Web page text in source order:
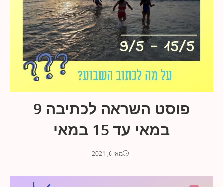
פוסט השראה לכתיבה 9
במאי עד 15 במאי
מאי 6, 2021